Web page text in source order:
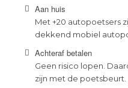
Aan huis
Met +20 autopoetsers
dekkend mobiel
Achteraf betalen
Geen risico lopen.
zijn met de poetsbeurt.